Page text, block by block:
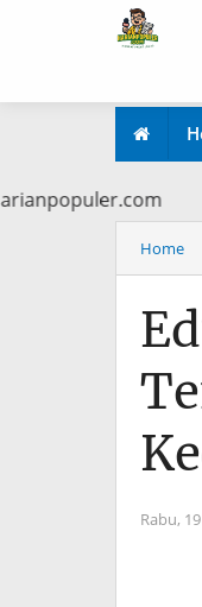
Home
Rabu,